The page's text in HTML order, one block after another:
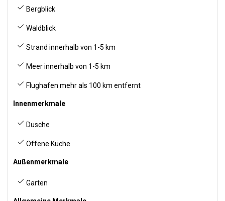
Bergblick
Waldblick
Strand innerhalb von 1-5 km
Meer innerhalb von 1-5 km
Flughafen mehr als 100 km entfernt
Innenmerkmale
Dusche
Offene Küche
Außenmerkmale
Garten